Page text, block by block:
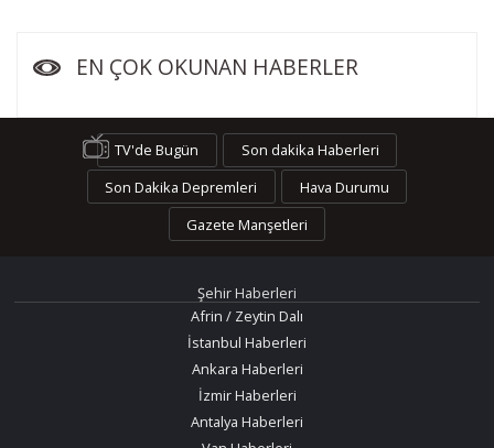
EN ÇOK OKUNAN HABERLER
TV'de Bugün
Son dakika Haberleri
Son Dakika Depremleri
Hava Durumu
Gazete Manşetleri
Şehir Haberleri
Afrin / Zeytin Dalı
İstanbul Haberleri
Ankara Haberleri
İzmir Haberleri
Antalya Haberleri